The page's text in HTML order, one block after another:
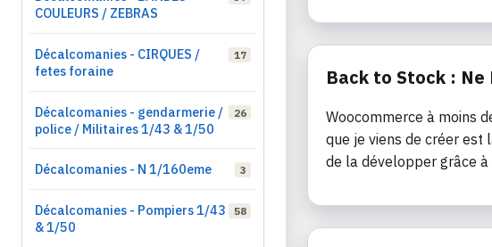
Back to Stock :
Woocommerce à moins
que je viens de créer est
de la développer grâce à
COULEURS / ZEBRAS
Décalcomanies - CIRQUES /
fetes foraine
17
Décalcomanies - gendarmerie /
police / Militaires 1/43 & 1/50
26
Décalcomanies - N 1/160eme 3
Décalcomanies - Pompiers 1/43
& 1/50
58